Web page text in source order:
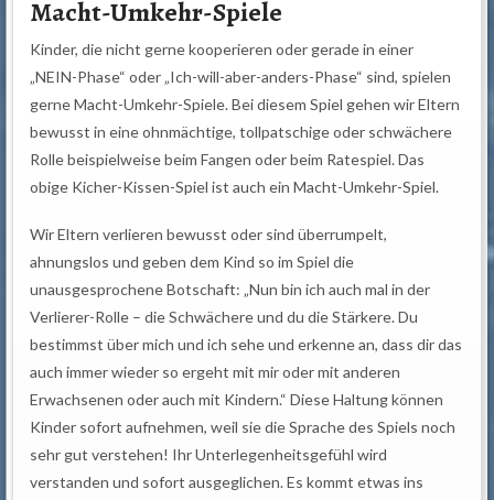
Macht-Umkehr-Spiele
Kinder, die nicht gerne kooperieren oder gerade in einer
„NEIN-Phase“ oder „Ich-will-aber-anders-Phase“ sind, spielen
gerne Macht-Umkehr-Spiele. Bei diesem Spiel gehen wir Eltern
bewusst in eine ohnmächtige, tollpatschige oder schwächere
Rolle beispielweise beim Fangen oder beim Ratespiel. Das
obige Kicher-Kissen-Spiel ist auch ein Macht-Umkehr-Spiel.
Wir Eltern verlieren bewusst oder sind überrumpelt,
ahnungslos und geben dem Kind so im Spiel die
unausgesprochene Botschaft: „Nun bin ich auch mal in der
Verlierer-Rolle – die Schwächere und du die Stärkere. Du
bestimmst über mich und ich sehe und erkenne an, dass dir das
auch immer wieder so ergeht mit mir oder mit anderen
Erwachsenen oder auch mit Kindern.“ Diese Haltung können
Kinder sofort aufnehmen, weil sie die Sprache des Spiels noch
sehr gut verstehen! Ihr Unterlegenheitsgefühl wird
verstanden und sofort ausgeglichen. Es kommt etwas ins